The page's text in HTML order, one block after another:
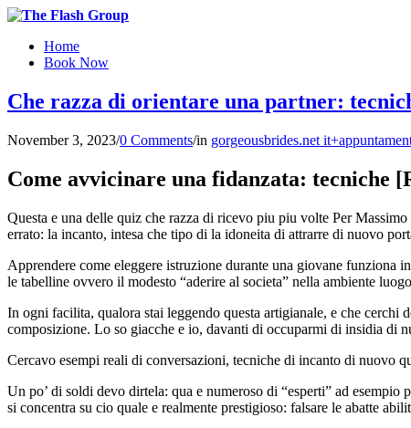
Home
Book Now
Che razza di orientare una partner:
November 3, 2023/0 Comments/in gorgeousbrides.net
Come avvicinare una fidanzata: tecniche
Questa e una delle quiz che razza di ricevo piu piu volte Per
errato: la incanto, intesa che tipo di la idoneita di attrarre di nuovo
Apprendere come eleggere istruzione durante una giovane funziona
le tabelline ovvero il modesto “aderire al societa” nella ambiente
In ogni facilita, qualora stai leggendo questa artigianale, e che
composizione. Lo so giacche e io, davanti di occuparmi di insidia di
Cercavo esempi reali di conversazioni, tecniche di incanto di nuovo
Un po’ di soldi devo dirtela: qua e numeroso di “esperti” ad esempio
si concentra su cio quale e realmente prestigioso: falsare le abatte